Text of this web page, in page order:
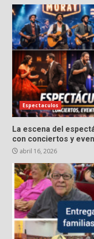
Espectaculos
La escena del
con conciertos y
abril 16, 2026